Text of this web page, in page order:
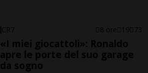
CR7 8 ore 19 73
«I miei giocattoli»: Ronaldo
apre le porte del suo garage
da sogno